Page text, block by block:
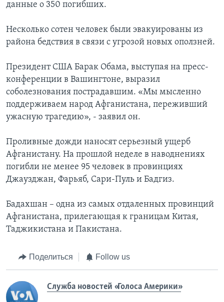
данные о 350 погибших.
Несколько сотен человек были эвакуированы из
района бедствия в связи с угрозой новых оползней.
Президент США Барак Обама, выступая на пресс-
конференции в Вашингтоне, выразил
соболезнования пострадавшим. «Мы мысленно
поддерживаем народ Афганистана, переживший
ужасную трагедию», - заявил он.
Проливные дожди наносят серьезный ущерб
Афганистану. На прошлой неделе в наводнениях
погибли не менее 95 человек в провинциях
Джаузджан, Фарьяб, Сари-Пуль и Бадгиз.
Бадахшан – одна из самых отдаленных провинций
Афганистана, прилегающая к границам Китая,
Таджикистана и Пакистана.
Поделиться Follow us
Служба новостей «Голоса Америки»